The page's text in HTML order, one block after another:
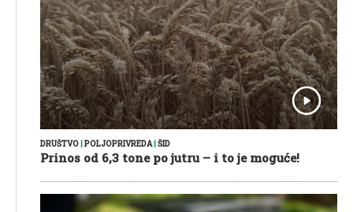
DRUŠTVO POLJOPRIVREDA| ŠID
Prinos od 6,3 tone po jutru – i to je moguće!